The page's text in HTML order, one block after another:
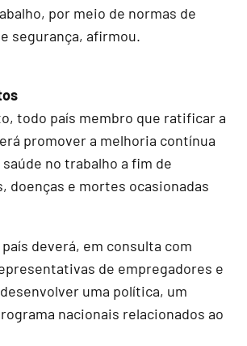
por meio de normas de
segurança, afirmou.
todo país membro que ratificar a
promover a melhoria contínua
no trabalho a fim de
doenças e mortes ocasionadas
deverá, em consulta com
de empregadores e
uma política, um
nacionais relacionados ao